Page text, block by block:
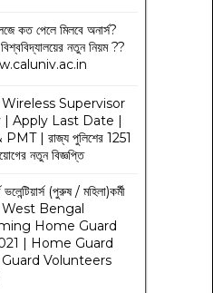
কত পেলে মিলবে অনার্স?
নতুন নিয়ম??
Supervisor
| Apply Last Date |
| রাজ্য পুলিশের 1251
নতুন বিজ্ঞপ্তি
(পুরুষ / মহিলা)কর্মী
West Bengal
Home Guard
| Home Guard
Volunteers